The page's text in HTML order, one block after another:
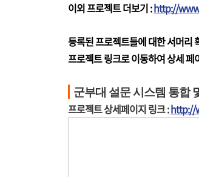
이외 프로젝트 더보기 :http://
등록된 프로젝트들에 대한 서머리
프로젝트 링크로 이동하여 상세 페
군부대 설문 시스템 통합
프로젝트 상세페이지 링크 :http://